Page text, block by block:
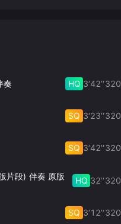
奏 HQ 3‘42’‘320
SQ 3‘23’‘320
SQ 3‘42’‘320
片段) 伴奏 原版
HQ 32’‘320
SQ 3‘12’‘320